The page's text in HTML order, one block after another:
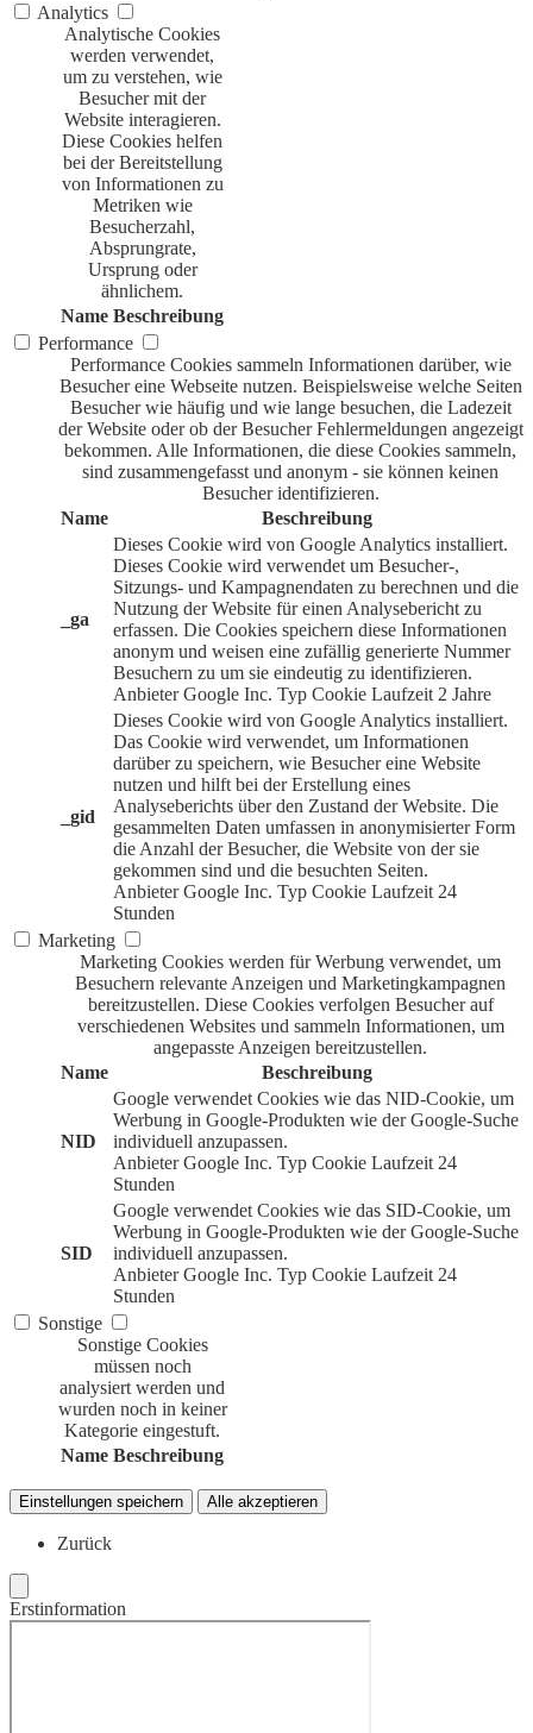
Analytics
Analytische Cookies
werden verwendet,
um zu verstehen, wie
Besucher mit der
Website interagieren.
Diese Cookies helfen
bei der Bereitstellung
von Informationen zu
Metriken wie
Besucherzahl,
Absprungrate,
Ursprung oder
ähnlichem.
Name Beschreibung
Performance
Performance Cookies sammeln Informationen darüber, wie
Besucher eine Webseite nutzen. Beispielsweise welche Seiten
Besucher wie häufig und wie lange besuchen, die Ladezeit
der Website oder ob der Besucher Fehlermeldungen angezeigt
bekommen. Alle Informationen, die diese Cookies sammeln,
sind zusammengefasst und anonym - sie können keinen
Besucher identifizieren.
Name
Beschreibung
_ga
Dieses Cookie wird von Google Analytics installiert.
Dieses Cookie wird verwendet um Besucher-,
Sitzungs- und Kampagnendaten zu berechnen und die
Nutzung der Website für einen Analysebericht zu
erfassen. Die Cookies speichern diese Informationen
anonym und weisen eine zufällig generierte Nummer
Besuchern zu um sie eindeutig zu identifizieren.
Anbieter Google Inc. Typ Cookie Laufzeit 2 Jahre
_gid
Dieses Cookie wird von Google Analytics installiert.
Das Cookie wird verwendet, um Informationen
darüber zu speichern, wie Besucher eine Website
nutzen und hilft bei der Erstellung eines
Analyseberichts über den Zustand der Website. Die
gesammelten Daten umfassen in anonymisierter Form
die Anzahl der Besucher, die Website von der sie
gekommen sind und die besuchten Seiten.
Anbieter Google Inc. Typ Cookie Laufzeit 24
Stunden
Marketing
Marketing Cookies werden für Werbung verwendet, um
Besuchern relevante Anzeigen und Marketingkampagnen
bereitzustellen. Diese Cookies verfolgen Besucher auf
verschiedenen Websites und sammeln Informationen, um
angepasste Anzeigen bereitzustellen.
Name
Beschreibung
NID
Google verwendet Cookies wie das NID-Cookie, um
Werbung in Google-Produkten wie der Google-Suche
individuell anzupassen.
Anbieter Google Inc. Typ Cookie Laufzeit 24
Stunden
SID
Google verwendet Cookies wie das SID-Cookie, um
Werbung in Google-Produkten wie der Google-Suche
individuell anzupassen.
Anbieter Google Inc. Typ Cookie Laufzeit 24
Stunden
Sonstige
Sonstige Cookies
müssen noch
analysiert werden und
wurden noch in keiner
Kategorie eingestuft.
Name Beschreibung
Einstellungen speichern Alle akzeptieren
Zurück
Erstinformation